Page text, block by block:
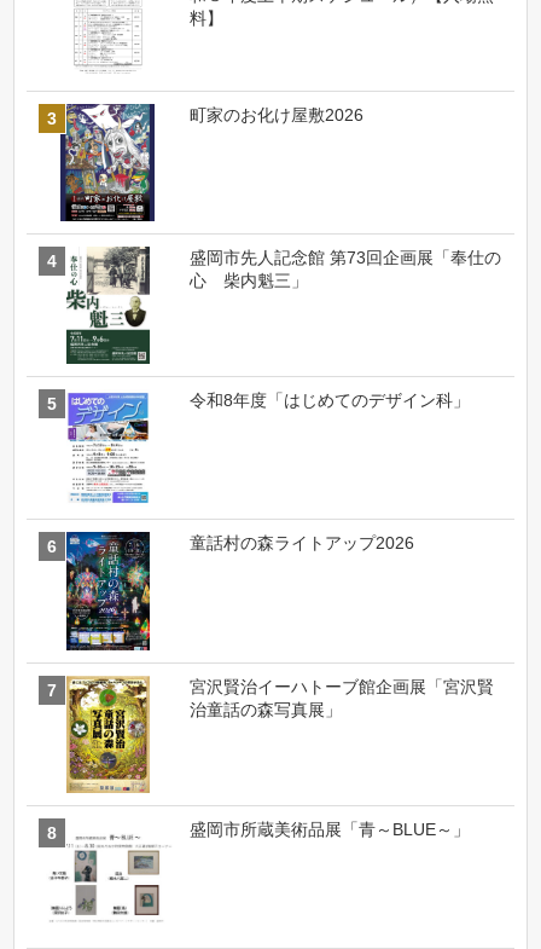
料】
町家のお化け屋敷2026
盛岡市先人記念館 第73回企画展「奉仕の
心 柴内魁三」
令和8年度「はじめてのデザイン科」
童話村の森ライトアップ2026
宮沢賢治イーハトーブ館企画展「宮沢賢
治童話の森写真展」
盛岡市所蔵美術品展「青～BLUE～」